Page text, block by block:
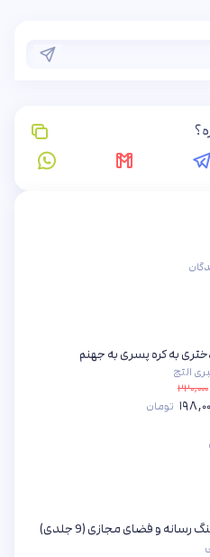
به کره پسری به جهنم
التج
۲۲۰,۰۰۰
تومان
و فضای مجازی (9 جلدی)